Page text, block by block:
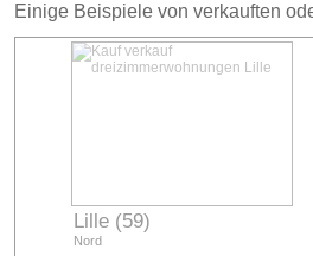
Einige Beispiele von verkauften
Lille (59)
Nord